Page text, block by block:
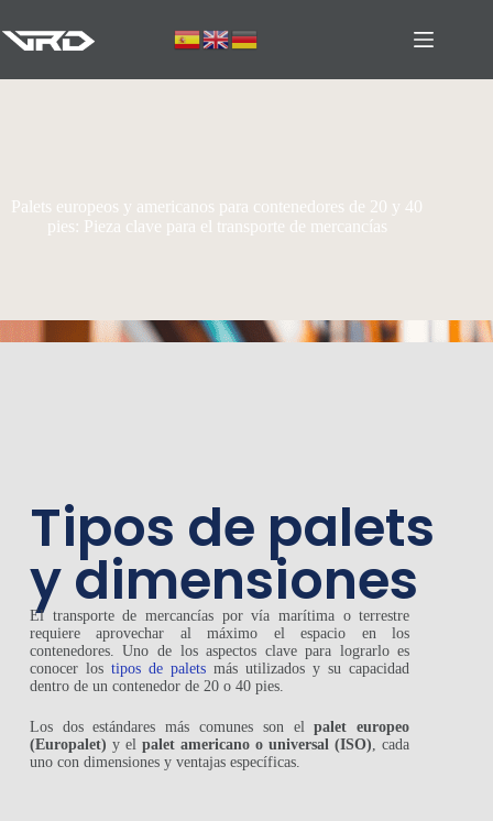
Palets europeos y americanos para contenedores de 20 y 40
pies: Pieza clave para el transporte de mercancías
Tipos de palets
y dimensiones
El transporte de mercancías por vía marítima o terrestre
requiere aprovechar al máximo el espacio en los
contenedores. Uno de los aspectos clave para lograrlo es
conocer los tipos de palets más utilizados y su capacidad
dentro de un contenedor de 20 o 40 pies.
Los dos estándares más comunes son elpalet europeo
(Europalet) y elpalet americano o universal (ISO), cada
uno con dimensiones y ventajas específicas.